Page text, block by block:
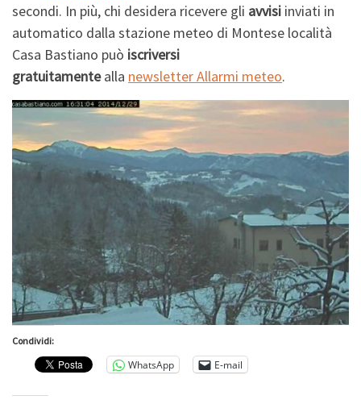
secondi. In più, chi desidera ricevere gli avvisi inviati in
automatico dalla stazione meteo di Montese località
Casa Bastiano può iscriversi
gratuitamentealla newsletter Allarmi meteo.
Condividi:
WhatsApp E-mail